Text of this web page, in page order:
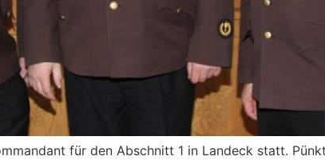
für den Abschnitt 1 in Landeck statt.